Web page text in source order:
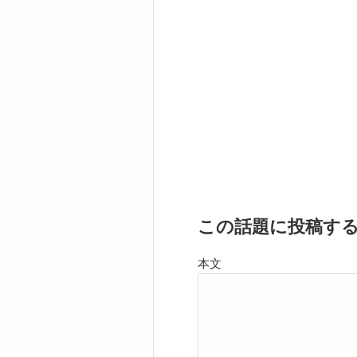
この話題に投稿す
本文